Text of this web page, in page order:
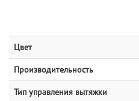
Цвет
Производительность
Тип управления вытяжки